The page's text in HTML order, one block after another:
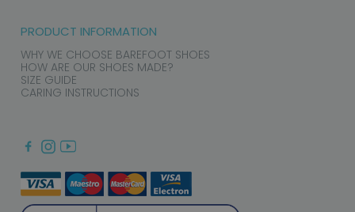
PRODUCT INFORMATION
WHY WE CHOOSE BAREFOOT SHOES
HOW ARE OUR SHOES MADE?
SIZE GUIDE
CARING INSTRUCTIONS